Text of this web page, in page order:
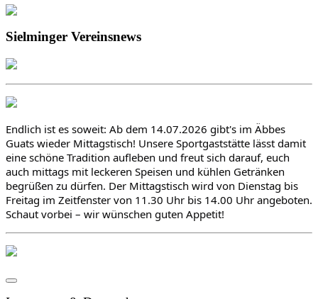
Sielminger Vereinsnews
Endlich ist es soweit: Ab dem 14.07.2026 gibt's im Äbbes
Guats wieder Mittagstisch! Unsere Sportgaststätte lässt damit
eine schöne Tradition aufleben und freut sich darauf, euch
auch mittags mit leckeren Speisen und kühlen Getränken
begrüßen zu dürfen. Der Mittagstisch wird von Dienstag bis
Freitag im Zeitfenster von 11.30 Uhr bis 14.00 Uhr angeboten.
Schaut vorbei – wir wünschen guten Appetit!